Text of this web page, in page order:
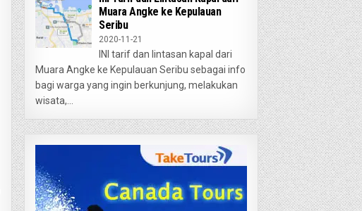
Muara Angke ke Kepulauan
Seribu
2020-11-21
INI tarif dan lintasan kapal dari
Muara Angke ke Kepulauan Seribu sebagai info
bagi warga yang ingin berkunjung, melakukan
wisata,...